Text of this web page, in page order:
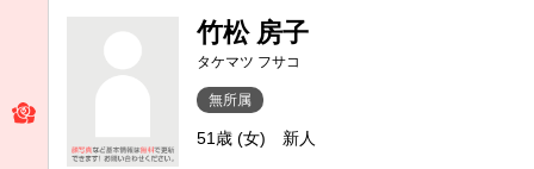
竹松 房子
タケマツ フサコ
無所属
51歳 (女) 新人